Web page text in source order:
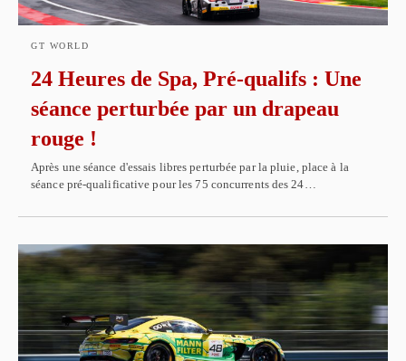
GT WORLD
24 Heures de Spa, Pré-qualifs : Une
séance perturbée par un drapeau
rouge !
Après une séance d'essais libres perturbée par la pluie, place à la
séance pré-qualificative pour les 75 concurrents des 24…